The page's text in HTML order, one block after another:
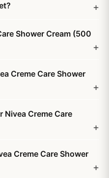
Shower Cream (500
Creme Care Shower
Nivea Creme Care
Creme Care Shower